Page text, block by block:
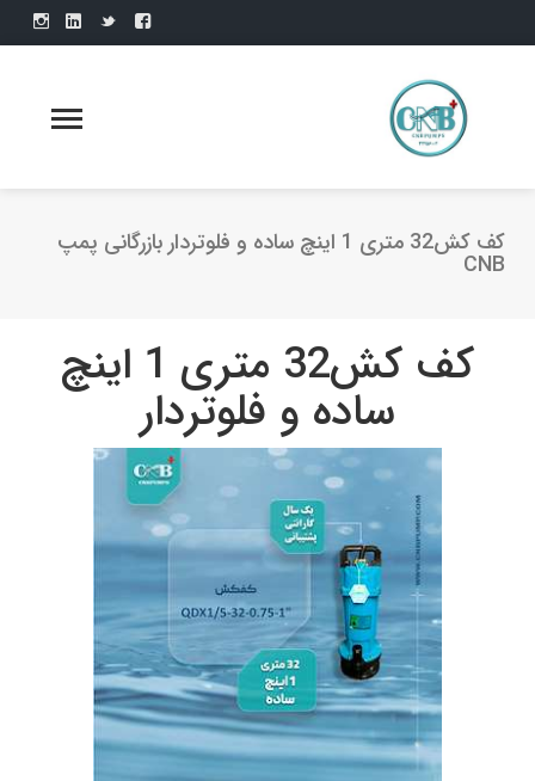
کف کش32 متری 1 اینچ ساده و فلوتردار بازرگانی پمپ
CNB
کف کش32 متری 1 اینچ
ساده و فلوتردار